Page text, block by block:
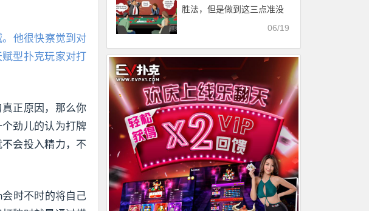
他很快察觉到对
型扑克玩家对打
正原因，那么你
劲儿的认为打牌
会投入精力，不
时不时的将自己
胜法，但是做到这三点准没
06/19